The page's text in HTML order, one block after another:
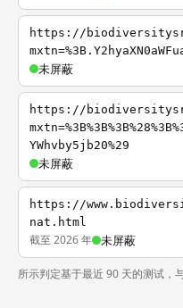
https://
未屏蔽
https://
YWhvby5jb20%29
未屏蔽
https://
nat.html
截至 2026 年 未屏蔽
所示判定基于最近 90 天的测试，